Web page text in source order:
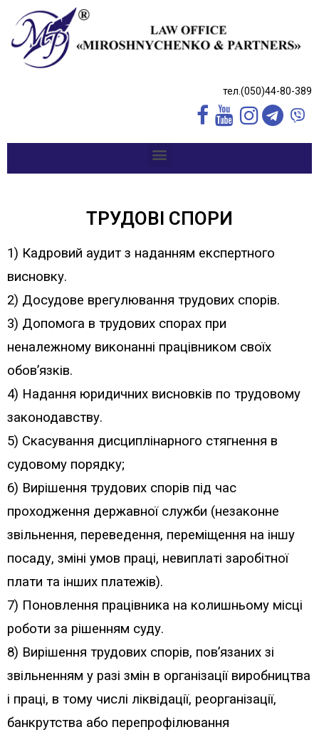
тел.(050)44-80-389
ТРУДОВІ СПОРИ
1) Кадровий аудит з наданням експертного
висновку.
2) Досудове врегулювання трудових спорів.
3) Допомога в трудових спорах при
неналежному виконанні працівником своїх
обов’язків.
4) Надання юридичних висновків по трудовому
законодавству.
5) Скасування дисциплінарного стягнення в
судовому порядку;
6) Вирішення трудових спорів під час
проходження державної служби (незаконне
звільнення, переведення, переміщення на іншу
посаду, зміні умов праці, невиплаті заробітної
плати та інших платежів).
7) Поновлення працівника на колишньому місці
роботи за рішенням суду.
8) Вирішення трудових спорів, пов’язаних зі
звільненням у разі змін в організації виробництва
і праці, в тому числі ліквідації, реорганізації,
банкрутства або перепрофілювання